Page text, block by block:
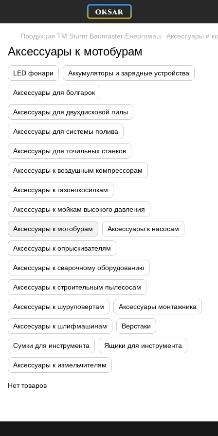
Продукция ТМ Sturm Baumaster Енергомаш Аксессуары и
Аксессуары к мотобурам
LED фонари Аккумуляторы и зарядные устройства
Аксессуары для болгарок
Аксессуары для двухдисковой пилы
Аксессуары для системы полива
Аксессуары для точильных станков
Аксессуары к воздушным компрессорам
Аксессуары к газонокосилкам
Аксессуары к мойкам высокого давления
Аксессуары к мотобурам Аксессуары к насосам
Аксессуары к опрыскивателям
Аксессуары к сварочному оборудованию
Аксессуары к строительным пылесосам
Аксессуары к шуруповертам Аксессуары монтажника
Акссесуары к шлифмашинам Верстаки
Сумки для инструмента Ящики для инструмента
Аксессуары к измельчителям
Нет товаров